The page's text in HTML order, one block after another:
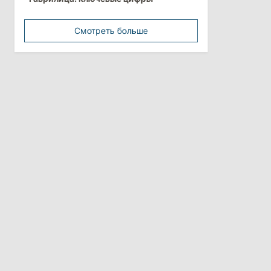
Перед отпуском депутаты получили
Смотреть больше